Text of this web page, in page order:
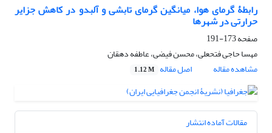
رابطۀ گرمای هوا، میانگین گرمای تابشی و آلبدو در کاهش جزایر
حرارتی در شهرها
صفحه173-191
مهسا حاجی فتحعلی، محسن فیضی، عاطفه دهقان
مشاهده مقاله
اصل مقاله 1.12 M
مقالات آماده انتشار